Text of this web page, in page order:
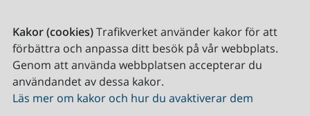
Kakor (cookies)Trafikverket använder kakor för att
förbättra och anpassa ditt besök på vår webbplats.
Genom att använda webbplatsen accepterar du
användandet av dessa kakor.
Läs mer om kakor och hur du avaktiverar dem